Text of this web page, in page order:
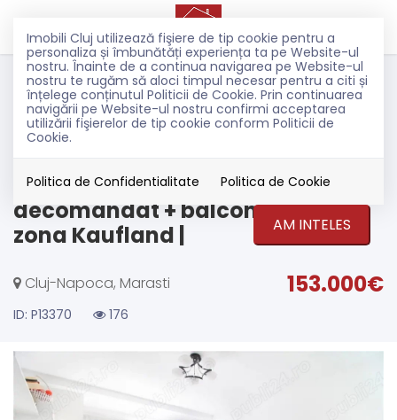
Imobili Cluj utilizează fişiere de tip cookie pentru a
personaliza și îmbunătăți experiența ta pe Website-ul
nostru. Înainte de a continua navigarea pe Website-ul
nostru te rugăm să aloci timpul necesar pentru a citi și
înțelege conținutul Politicii de Cookie. Prin continuarea
navigării pe Website-ul nostru confirmi acceptarea
utilizării fişierelor de tip cookie conform Politicii de
Cookie.
Politica de Confidentialitate Politica de Cookie
AM INTELES
Vanzare
Apartamente
Cluj-Napoca
Marasti
Apartament 2 camere
decomandat + balcon | Mărăști
zona Kaufland |
Cluj-Napoca, Marasti 153.000€
ID: P13370 176